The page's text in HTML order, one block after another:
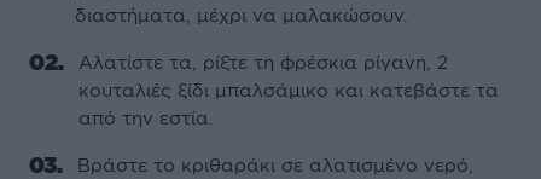
διαστήματα, μέχρι να μαλακώσουν.
Αλατίστε τα, ρίξτε τη φρέσκια ρίγανη, 2
κουταλιές ξίδι μπαλσάμικο και κατεβάστε τα
από την εστία.
Βράστε το κριθαράκι σε αλατισμένο νερό,